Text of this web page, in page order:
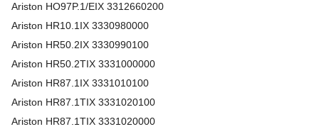
Ariston HO97P.1/EIX 3312660200
Ariston HR10.1IX 3330980000
Ariston HR50.2IX 3330990100
Ariston HR50.2TIX 3331000000
Ariston HR87.1IX 3331010100
Ariston HR87.1TIX 3331020100
Ariston HR87.1TIX 3331020000